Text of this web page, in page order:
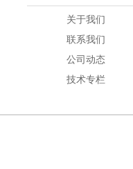
关于我们
联系我们
公司动态
技术专栏